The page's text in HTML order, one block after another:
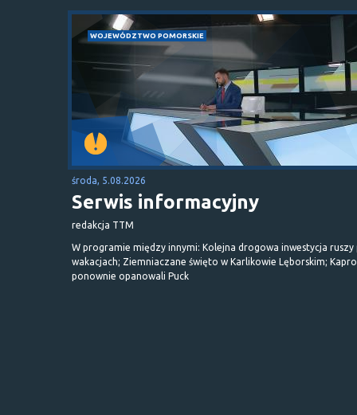
WOJEWÓDZTWO POMORSKIE
środa, 5.08.2026
Serwis informacyjny
redakcja TTM
W programie między innymi: Kolejna drogowa inwestycja ruszy
wakacjach; Ziemniaczane święto w Karlikowie Lęborskim;
ponownie opanowali Puck